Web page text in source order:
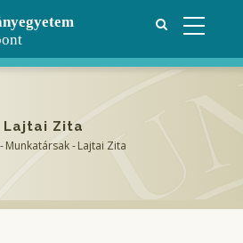
Lajtai Zita
- Munkatársak - Lajtai Zita